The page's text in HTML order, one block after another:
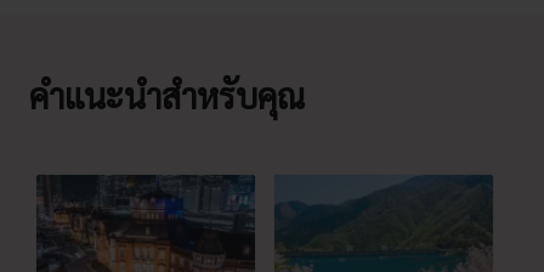
คำแนะนำสำหรับคุณ